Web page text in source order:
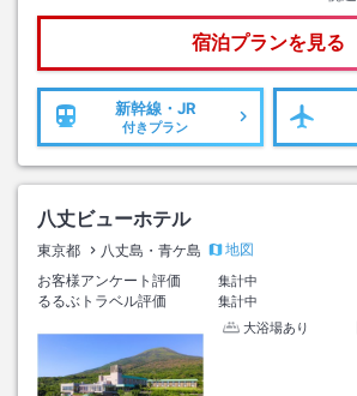
宿泊プランを見る
新幹線・JR
付きプラン
八丈ビューホテル
東京都 八丈島・青ケ島
地図
お客様アンケート評価
集計中
るるぶトラベル評価
集計中
大浴場あり